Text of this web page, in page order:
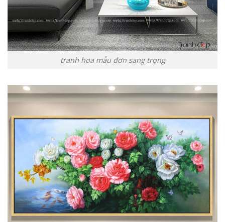
tranh hoa mẫu đơn sang trọng